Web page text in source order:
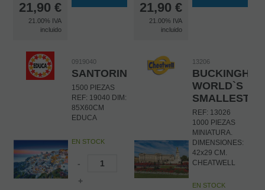
21,90 €
21.00% IVA
incluido
21,90 €
21.00% IVA
incluido
0919040
SANTORINI
1500 PIEZAS
REF: 19040 DIM:
85X60CM
EDUCA
EN STOCK
-
+
13206
WORLD`S
SMALLEST
REF: 13026
1000 PIEZAS
MINIATURA.
DIMENSIONES:
42x29 CM.
CHEATWELL
EN STOCK